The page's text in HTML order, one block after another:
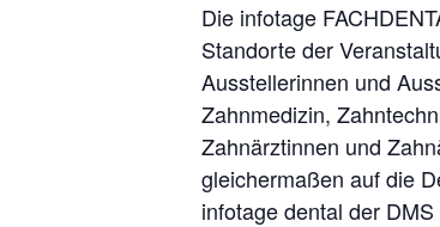
Die infotage
Standorte der
Ausstellerinnen und
Zahnmedizin,
Zahnärztinnen und
gleichermaßen auf die
infotage dental der